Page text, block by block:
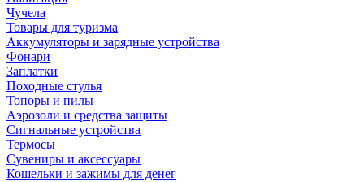
Чучела
Товары для туризма
Аккумуляторы и зарядные устройства
Фонари
Заплатки
Походные стулья
Топоры и пилы
Аэрозоли и средства защиты
Сигнальные устройства
Термосы
Сувениры и аксессуары
Кошельки и зажимы для денег